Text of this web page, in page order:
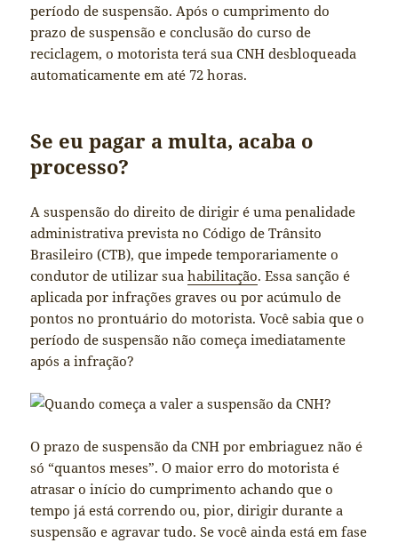
período de suspensão. Após o cumprimento do
prazo de suspensão e conclusão do curso de
reciclagem, o motorista terá sua CNH desbloqueada
automaticamente em até 72 horas.
Se eu pagar a multa, acaba o
processo?
A suspensão do direito de dirigir é uma penalidade
administrativa prevista no Código de Trânsito
Brasileiro (CTB), que impede temporariamente o
condutor de utilizar suahabilitação. Essa sanção é
aplicada por infrações graves ou por acúmulo de
pontos no prontuário do motorista. Você sabia que o
período de suspensão não começa imediatamente
após a infração?
O prazo de suspensão da CNH por embriaguez não é
só “quantos meses”. O maior erro do motorista é
atrasar o início do cumprimento achando que o
tempo já está correndo ou, pior, dirigir durante a
suspensão e agravar tudo. Se você ainda está em fase